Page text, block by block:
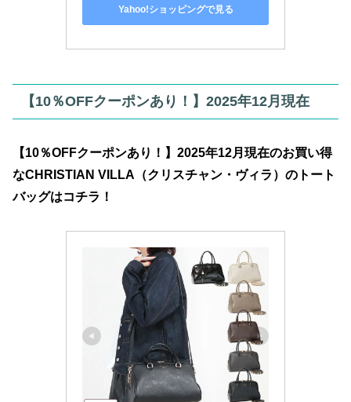
Yahoo!ショッピングで見る
【10％OFFクーポンあり！】2025年12月現在
【10％OFFクーポンあり！】2025年12月現在のお買い得
なCHRISTIAN VILLA（クリスチャン・ヴィラ）のトート
バッグはコチラ！